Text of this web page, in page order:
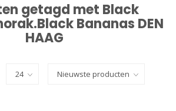
getagd met Black
Bananas DEN
HAAG